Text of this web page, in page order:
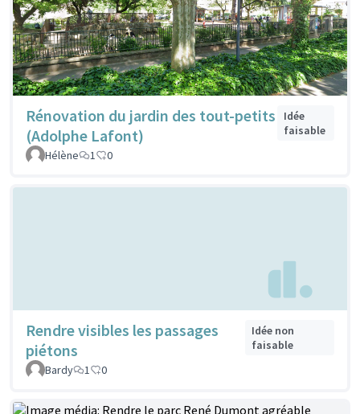
Rénovation du jardin des tout-petits
(Adolphe Lafont)
Idée
faisable
Hélène
1 0
Rendre visibles les passages
piétons
Idée non
faisable
Bardy
1 0